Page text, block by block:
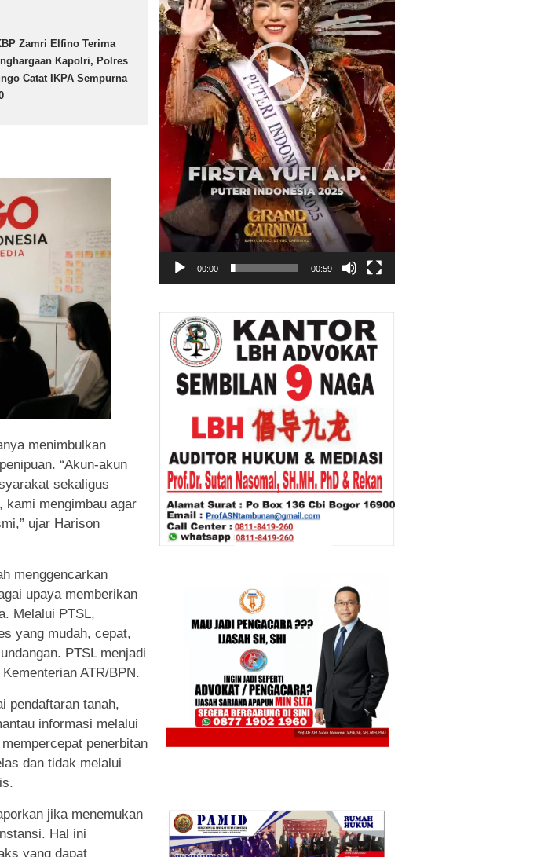
Zamri Elfino Terima
Kapolri, Polres
Catat IKPA Sempurna
menimbulkan
“Akun-akun
sekaligus
kami mengimbau agar
ujar Harison
menggencarkan
upaya memberikan
Melalui PTSL,
yang mudah, cepat,
PTSL menjadi
ATR/BPN.
pendaftaran tanah,
informasi melalui
penerbitan
dan tidak melalui
jika menemukan
Hal ini
yang dapat
00:00 00:59